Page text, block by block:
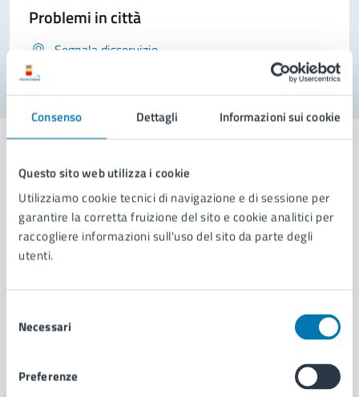
Consenso Dettagli Informazioni sui cookie
Questo sito web utilizza i cookie
Utilizziamo cookie tecnici di navigazione e di sessione per
garantire la corretta fruizione del sito e cookie analitici per
raccogliere informazioni sull'uso del sito da parte degli
utenti.
delNecessari
Preferenze
Problemi in città
Segnala disservizio
Comune di Napoli
AMMINISTRAZIONE
Municipalità
Uffici
Politici